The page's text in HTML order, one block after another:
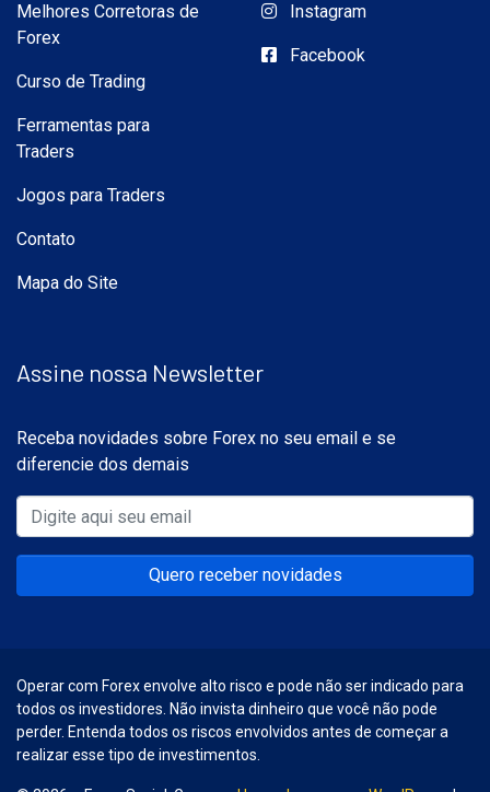
Melhores Corretoras de
Forex
Curso de Trading
Ferramentas para
Traders
Jogos para Traders
Contato
Mapa do Site
Instagram
Facebook
Assine nossa Newsletter
Receba novidades sobre Forex no seu email e se
diferencie dos demais
Quero receber novidades
Operar com Forex envolve alto risco e pode não ser indicado para
todos os investidores. Não invista dinheiro que você não pode
perder. Entenda todos os riscos envolvidos antes de começar a
realizar esse tipo de investimentos.